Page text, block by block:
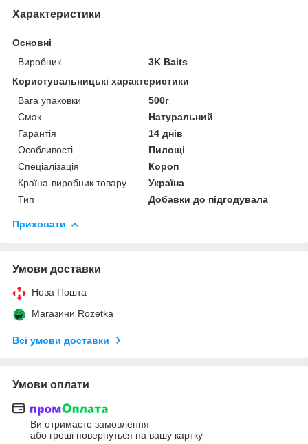
Характеристики
Основні
Виробник
3K Baits
Користувальницькі характеристики
Вага упаковки
500г
Смак
Натуральний
Гарантія
14 днів
Особливості
Пилощі
Спеціалізація
Короп
Країна-виробник товару
Україна
Тип
Добавки до підгодувала
Приховати
Умови доставки
Нова Пошта
Магазини Rozetka
Всі умови доставки
Умови оплати
Ви отримаєте замовлення
або гроші повернуться на вашу картку